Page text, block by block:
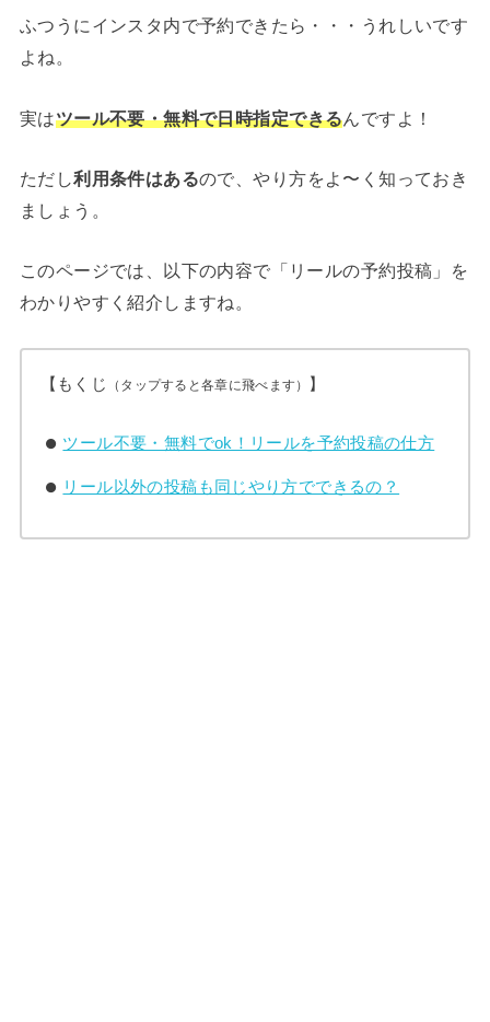
ふつうにインスタ内で予約できたら・・・うれしいです
よね。
実はツール不要・無料で日時指定できるんですよ！
ただし利用条件はあるので、やり方をよ〜く知っておき
ましょう。
このページでは、以下の内容で「リールの予約投稿」を
わかりやすく紹介しますね。
【もくじ （タップすると各章に飛べます） 】
ツール不要・無料でok！リールを予約投稿の仕方
リール以外の投稿も同じやり方でできるの？